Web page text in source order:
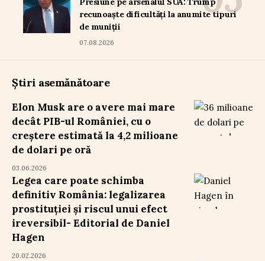
recunoaște dificultăți la anumite tipuri
de muniții
07.08.2026
Știri asemănătoare
Elon Musk are o avere mai mare
decât PIB-ul României, cu o
creștere estimată la 4,2 milioane
de dolari pe oră
03.06.2026
Legea care poate schimba
definitiv România: legalizarea
prostituției și riscul unui efect
ireversibil- Editorial de Daniel
Hagen
20.02.2026